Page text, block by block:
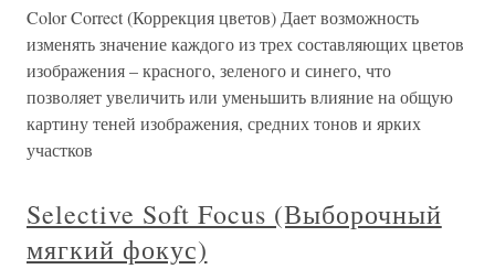
Color Correct (Коррекция цветов) Дает возможность
изменять значение каждого из трех составляющих цветов
изображения – красного, зеленого и синего, что
позволяет увеличить или уменьшить влияние на общую
картину теней изображения, средних тонов и ярких
участков
Selective Soft Focus (Выборочный
мягкий фокус)